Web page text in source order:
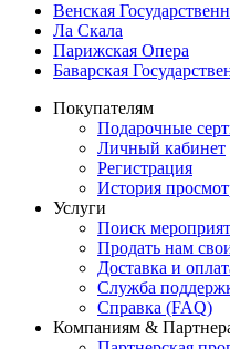
Венская
Ла Скала
Парижская Опера
Баварская
Покупателям
Подарочные
Личный кабинет
Регистрация
История
Услуги
Поиск
Продать нам
Доставка и
Служба
Справка (FAQ)
Компаниям &